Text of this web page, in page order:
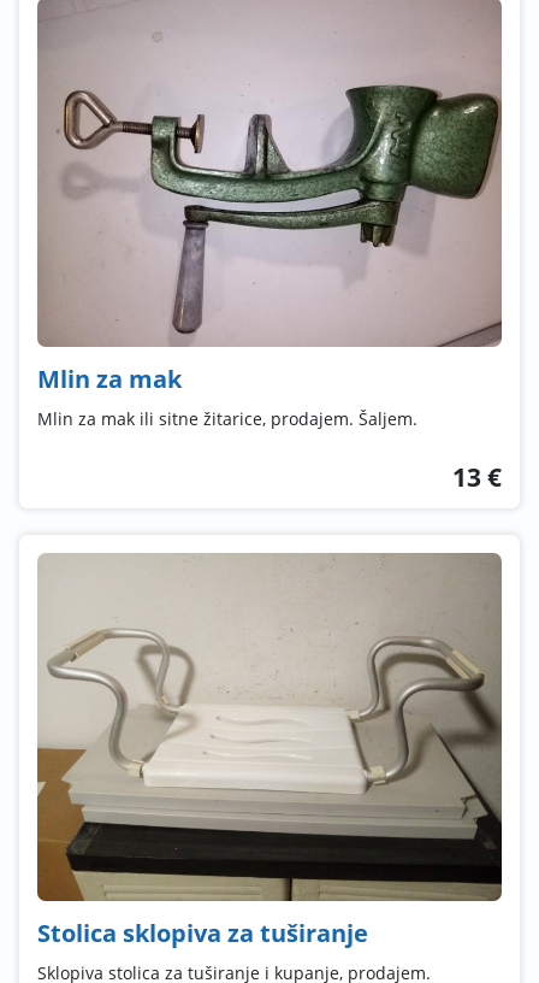
Mlin za mak
Mlin za mak ili sitne žitarice, prodajem. Šaljem.
13 €
Stolica sklopiva za tuširanje
Sklopiva stolica za tuširanje i kupanje, prodajem.